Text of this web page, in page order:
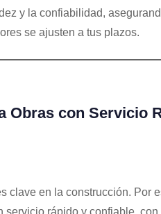
y la confiabilidad,
se ajusten a tus plazos.
Obras con Servicio
clave en la construcción. Por
servicio rápido y confiable,